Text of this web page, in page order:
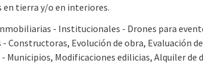
en tierra y/o en interiores.
- Institucionales - Drones para
- Constructoras, Evolución de obra, Evaluación
- Municipios, Modificaciones edilicias, Alquiler de